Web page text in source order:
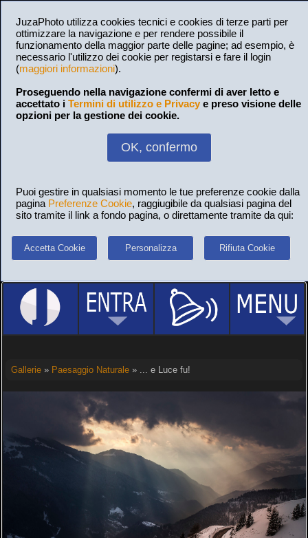
JuzaPhoto utilizza cookies tecnici e cookies di terze parti per
ottimizzare la navigazione e per rendere possibile il
funzionamento della maggior parte delle pagine; ad esempio, è
necessario l'utilizzo dei cookie per registarsi e fare il login
(maggiori informazioni).
Proseguendo nella navigazione confermi di aver letto e
accettato i Termini di utilizzo e Privacy e preso visione delle
opzioni per la gestione dei cookie.
OK, confermo
Puoi gestire in qualsiasi momento le tue preferenze cookie dalla
pagina Preferenze Cookie, raggiugibile da qualsiasi pagina del
sito tramite il link a fondo pagina, o direttamente tramite da qui:
Accetta Cookie Personalizza Rifiuta Cookie
Gallerie» Paesaggio Naturale» ... e Luce fu!